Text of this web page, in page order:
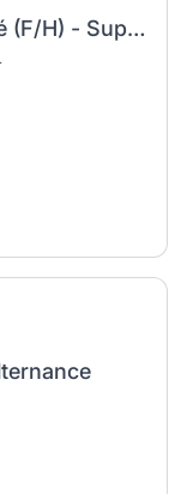
Chargée/Chargé de conformité (F/H) - Supervision du dispositif LCB-FT (H/F)